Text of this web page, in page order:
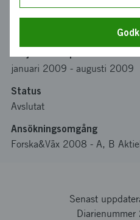
Bidrag från Vinnova
januari 2009 - augusti 2009
Status
Avslutat
Ansökningsomgång
Forska&Väx 2008 - A, B
Senast